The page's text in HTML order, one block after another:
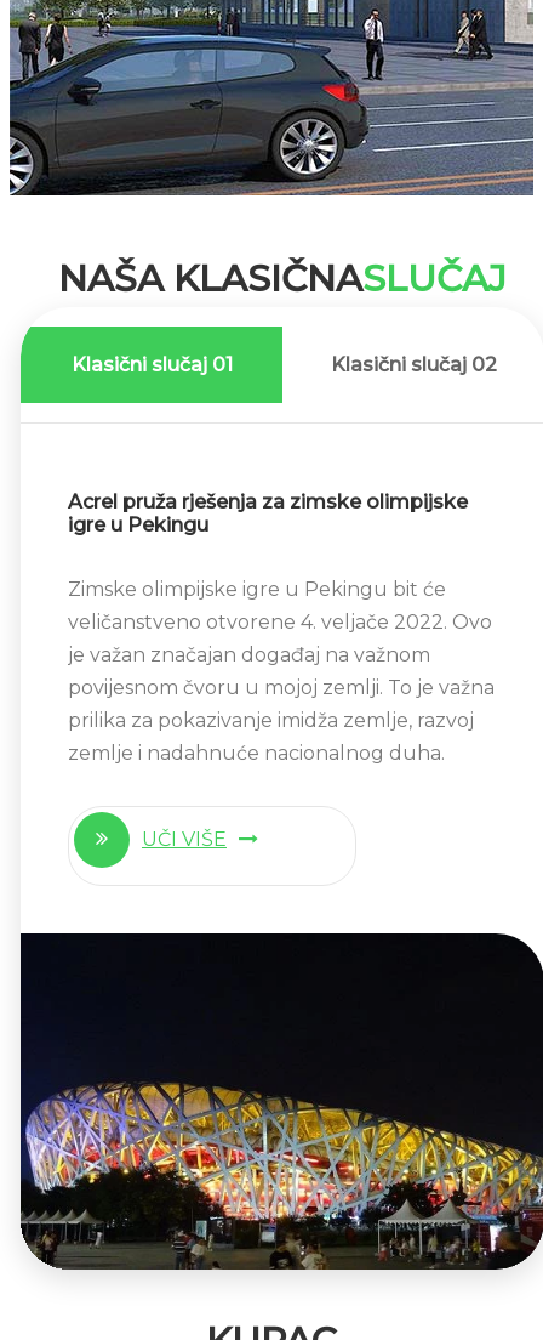
NAŠA KLASIČNASLUČAJ
Klasični slučaj 01 Klasični slučaj 02
Acrel pruža rješenja za zimske olimpijske
igre u Pekingu
Zimske olimpijske igre u Pekingu bit će
veličanstveno otvorene 4. veljače 2022. Ovo
je važan značajan događaj na važnom
povijesnom čvoru u mojoj zemlji. To je važna
prilika za pokazivanje imidža zemlje, razvoj
zemlje i nadahnuće nacionalnog duha.
UČI VIŠE